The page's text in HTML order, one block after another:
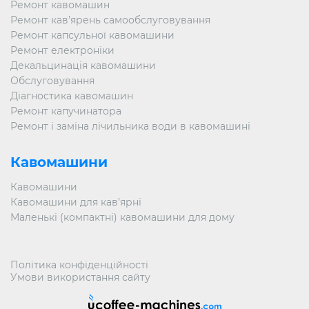
Ваш офіс або заклад і усунути проблему, так Ви
заощадите свій час і гроші. Ми знаємо всі тонкощі
роботи кавоварок і швидко визначаємо тип поломки. І,
звичайно ж, ліквідуємо несправність!
Ремонт кавоварок Rheavendors повинен виконуватися
на вищому рівні і відповідати елітності самого апарату.
Телефонуйте в сервісний центр «Ucoffee-machines» і
отримаєте те якість обслуговування, на який заслуговує
Ваша кавоварка!
Ремонт кавомашин
Ремонт кав’ярень самообслуговування
Ремонт капсульної кавомашини
Ремонт електроніки
Декальцинація кавомашини
Обслуговування
Діагностика кавомашин
Ремонт капучинатора
Ремонт і заміна лічильника води в кавомашині
Кавомашини
Кавомашини
Кавомашини для кав’ярні
Маленькі (компактні) кавомашини для дому
Політика конфіденційності
Умови використання сайту